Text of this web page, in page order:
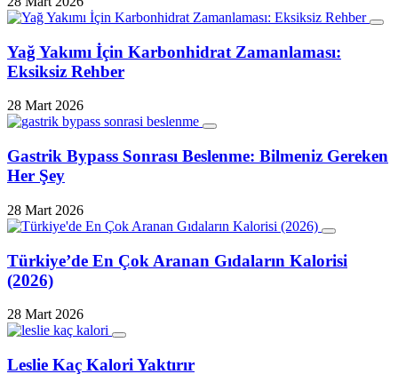
Yağ Yakımı İçin Karbonhidrat Zamanlaması:
Eksiksiz Rehber
28 Mart 2026
Gastrik Bypass Sonrası Beslenme: Bilmeniz Gereken
Her Şey
28 Mart 2026
Türkiye’de En Çok Aranan Gıdaların Kalorisi
(2026)
28 Mart 2026
Leslie Kaç Kalori Yaktırır